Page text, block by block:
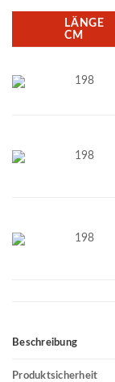
LÄNGE
CM
198
198
198
Beschreibung
Produktsicherheit